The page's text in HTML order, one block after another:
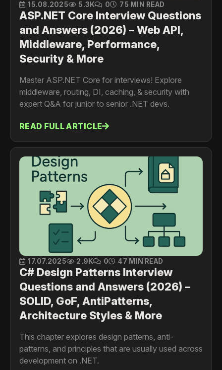
15.08.2025 5.3K 0 75 MIN READ
ASP.NET Core Interview Questions
and Answers (2026) – Web API,
Middleware, Performance,
Security & More
Master ASP.NET Core for interviews! Explore
middleware, routing, DI, caching, & security with
expert Q&A for junior to senior .NET devs.
READ FULL ARTICLE
17.07.2025 2.9K 0 47 MIN READ
C# Design Patterns Interview
Questions and Answers (2026) –
SOLID, GoF, AntiPatterns,
Architecture Styles & More
This chapter explores design patterns, anti-
patterns, and principles that are usually used across
development on .NET.